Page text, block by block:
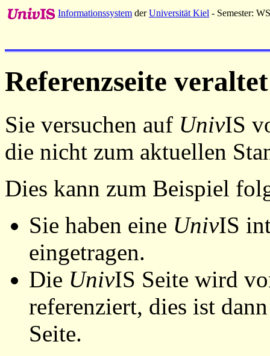
Informationssystem derUniversität Kiel - Semester:
Referenzseite veraltet
Sie versuchen auf UnivIS
die nicht zum aktuellen
Dies kann zum Beispiel
Sie haben eine UnivIS
eingetragen.
Die UnivIS Seite wird
referenziert, dies ist
Seite.